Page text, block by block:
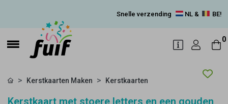
Snelle verzending NL & BE!
0
Kerstkaarten Maken Kerstkaarten
Kerstkaart met stoere letters en een gouden